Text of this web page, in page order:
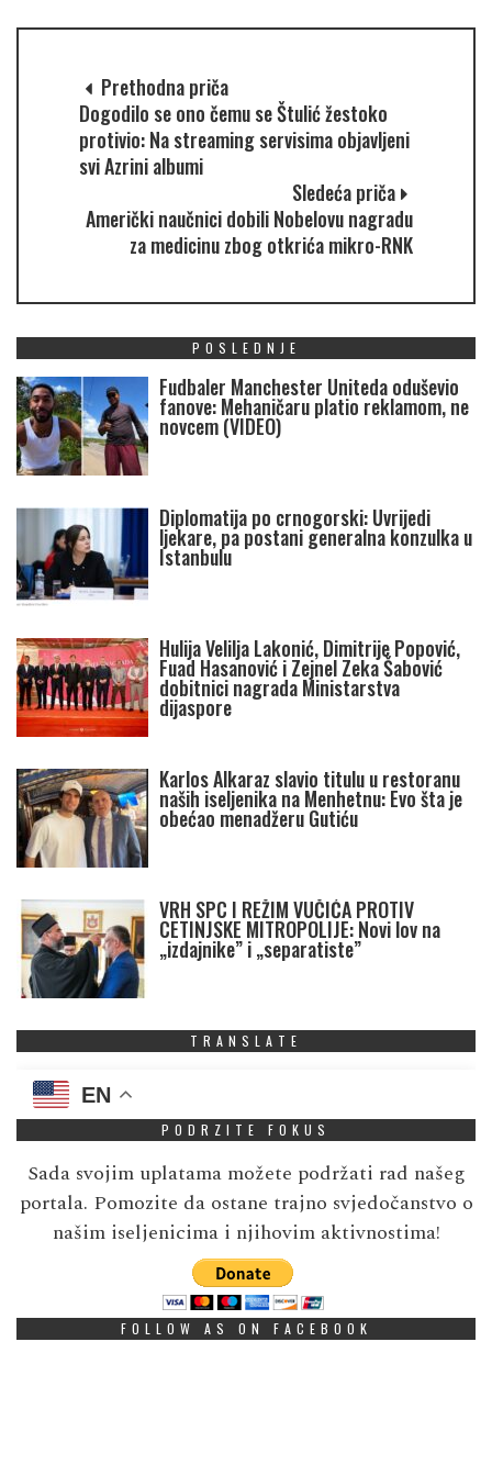
Prethodna priča
Dogodilo se ono čemu se Štulić žestoko
protivio: Na streaming servisima objavljeni
svi Azrini albumi
Sledeća priča
Američki naučnici dobili Nobelovu nagradu
za medicinu zbog otkrića mikro-RNK
POSLEDNJE
Fudbaler Manchester Uniteda oduševio
fanove: Mehaničaru platio reklamom, ne
novcem (VIDEO)
Diplomatija po crnogorski: Uvrijedi
ljekare, pa postani generalna konzulka u
Istanbulu
Hulija Velilja Lakonić, Dimitrije Popović,
Fuad Hasanović i Zejnel Zeka Šabović
dobitnici nagrada Ministarstva
dijaspore
Karlos Alkaraz slavio titulu u restoranu
naših iseljenika na Menhetnu: Evo šta je
obećao menadžeru Gutiću
VRH SPC I REŽIM VUČIĆA PROTIV
CETINJSKE MITROPOLIJE: Novi lov na
„izdajnike” i „separatiste”
TRANSLATE
EN
PODRZITE FOKUS
Sada svojim uplatama možete podržati rad našeg
portala. Pomozite da ostane trajno svjedočanstvo o
našim iseljenicima i njihovim aktivnostima!
FOLLOW AS ON FACEBOOK